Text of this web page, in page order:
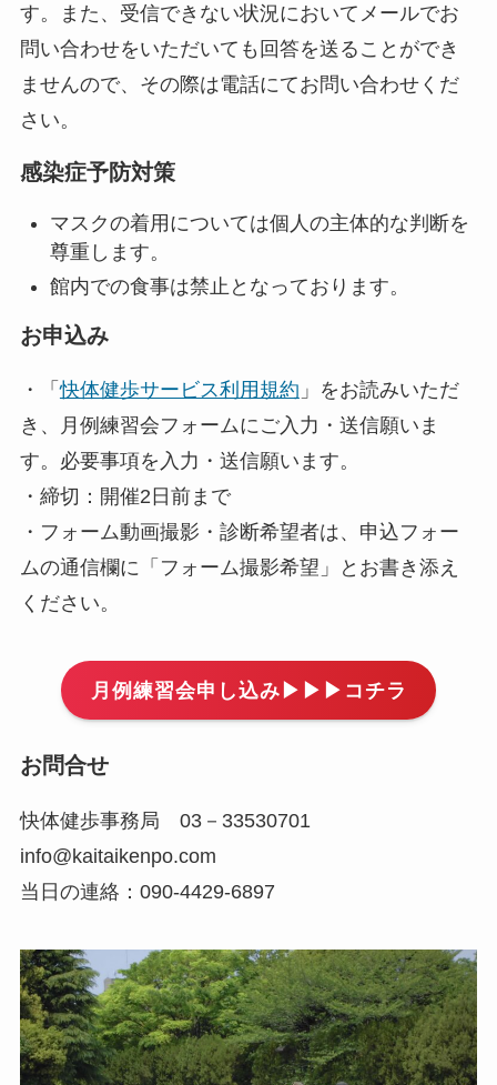
す。また、受信できない状況においてメールでお
問い合わせをいただいても回答を送ることができ
ませんので、その際は電話にてお問い合わせくだ
さい。
感染症予防対策
マスクの着用については個人の主体的な判断を
尊重します。
館内での食事は禁止となっております。
お申込み
・「快体健歩サービス利用規約 」をお読みいただ
き、月例練習会フォームにご入力・送信願いま
す。必要事項を入力・送信願います。
・締切：開催2日前まで
・フォーム動画撮影・診断希望者は、申込フォー
ムの通信欄に「フォーム撮影希望」とお書き添え
ください。
月例練習会申し込み▶▶▶コチラ
お問合せ
快体健歩事務局 03－33530701
info@kaitaikenpo.com
当日の連絡：090-4429-6897